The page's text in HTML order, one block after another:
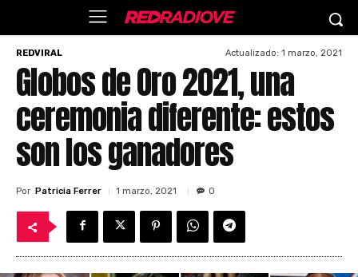
REDVIRAL Actualizado: 1 marzo, 2021
Globos de Oro 2021, una
ceremonia diferente: estos
son los ganadores
Por Patricia Ferrer 1 marzo, 2021 0